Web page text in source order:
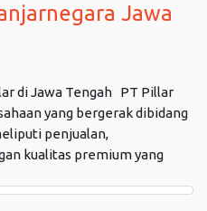
Jawa
di Jawa Tengah PT Pillar
yang bergerak dibidang
penjualan,
kualitas premium yang